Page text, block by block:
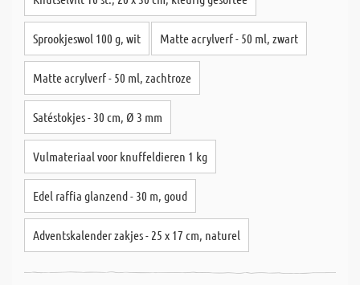
Sprookjeswol 100 g, wit Matte acrylverf - 50 ml, zwart
Matte acrylverf - 50 ml, zachtroze
Satéstokjes - 30 cm, Ø 3 mm
Vulmateriaal voor knuffeldieren 1 kg
Edel raffia glanzend - 30 m, goud
Adventskalender zakjes - 25 x 17 cm, naturel